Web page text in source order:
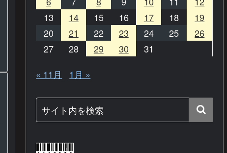
13
14 15 16 17 18
19
20
21 22 23 24 25
26
27
28 29 30
31
« 11月
1月 »